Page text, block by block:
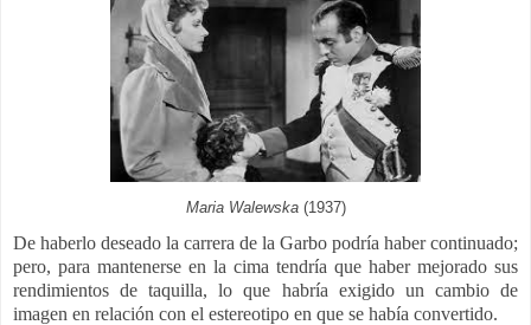
Maria Walewska (1937)
De haberlo deseado la carrera de la Garbo podría haber continuado;
pero, para mantenerse en la cima tendría que haber mejorado sus
rendimientos de taquilla, lo que habría exigido un cambio de
imagen en relación con el estereotipo en que se había convertido.